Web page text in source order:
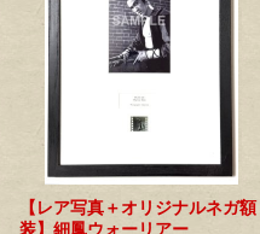
【レア写真＋オリジナルネガ額
装】細鳳ウォーリアー